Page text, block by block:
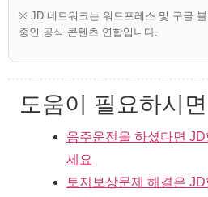
※ JD 네트워크는 워드프레스 및 구글
중인 공식 콘텐츠 연합입니다.
도움이 필요하시면
음주운전을 하셨다면
세요
토지보상문제 해결은